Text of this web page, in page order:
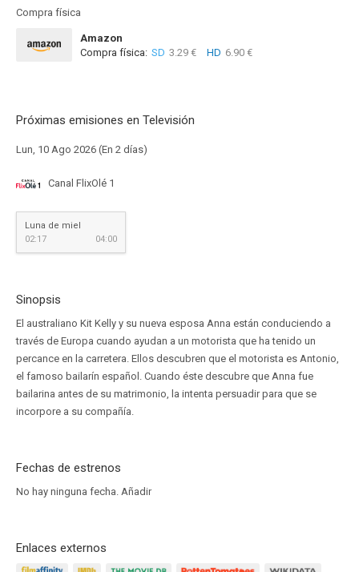
Compra física
Amazon
Compra física: SD 3.29 € HD 6.90 €
Próximas emisiones en Televisión
Lun, 10 Ago 2026 (En 2 días)
Canal FlixOlé 1
Luna de miel
02:17
04:00
Sinopsis
El australiano Kit Kelly y su nueva esposa Anna están conduciendo a
través de Europa cuando ayudan a un motorista que ha tenido un
percance en la carretera. Ellos descubren que el motorista es Antonio,
el famoso bailarín español. Cuando éste descubre que Anna fue
bailarina antes de su matrimonio, la intenta persuadir para que se
incorpore a su compañía.
Fechas de estrenos
No hay ninguna fecha. Añadir
Enlaces externos